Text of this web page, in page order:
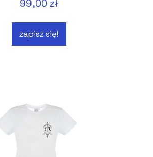
99,00 zł
zapisz się!